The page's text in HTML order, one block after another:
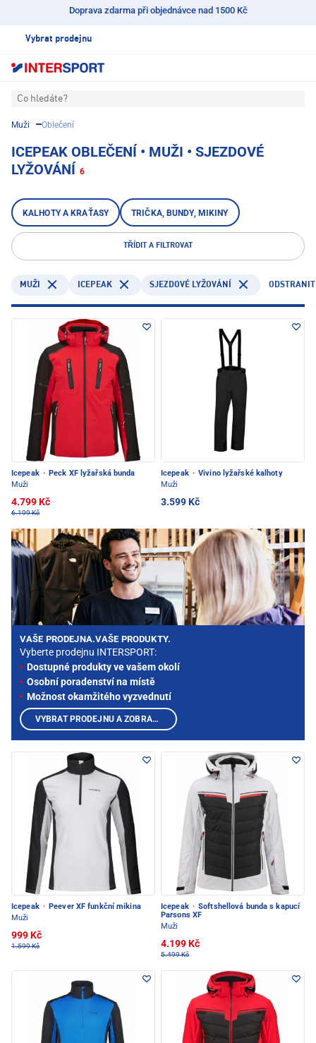
Doprava zdarma při objednávce nad 1500 Kč
Vybrat prodejnu
Co hledáte?
Muži Oblečení
ICEPEAK OBLEČENÍ • MUŽI • SJEZDOVÉ
LYŽOVÁNÍ 6
KALHOTY A KRAŤASY TRIČKA, BUNDY, MIKINY
TŘÍDIT A FILTROVAT
MUŽI ICEPEAK SJEZDOVÉ LYŽOVÁNÍ
Icepeak · Peck XF lyžařská bunda
Muži
4.799 Kč
6.199 Kč
Icepeak · Vivino lyžařské kalhoty
Muži
3.599 Kč
Icepeak · Peever XF funkční mikina
Muži
999 Kč
1.599 Kč
Icepeak · Softshellová bunda s kapucí
Parsons XF
Muži
4.199 Kč
5.499 Kč
VAŠE PRODEJNA.VAŠE PRODUKTY.
Vyberte prodejnu INTERSPORT:
Dostupné produkty ve vašem okolí
Osobní poradenství na místě
Možnost okamžitého vyzvednutí
VYBRAT PRODEJNU A ZOBRAZIT PRODUKTY